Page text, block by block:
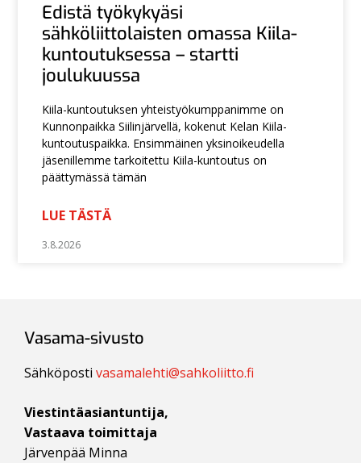
Edistä työkykyäsi
sähköliittolaisten omassa Kiila-
kuntoutuksessa – startti
joulukuussa
Kiila-kuntoutuksen yhteistyökumppanimme on
Kunnonpaikka Siilinjärvellä, kokenut Kelan Kiila-
kuntoutuspaikka. Ensimmäinen yksinoikeudella
jäsenillemme tarkoitettu Kiila-kuntoutus on
päättymässä tämän
LUE TÄSTÄ
3.8.2026
Vasama-sivusto
Sähköpostivasamalehti@sahkoliitto.fi
Viestintäasiantuntija,
Vastaava toimittaja
Järvenpää Minna